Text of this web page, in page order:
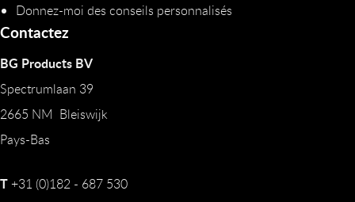
Donnez-moi des conseils personnalisés
Contactez
BG Products BV
Spectrumlaan 39
2665 NM Bleiswijk
Pays-Bas
T+31 (0)182 - 687 530